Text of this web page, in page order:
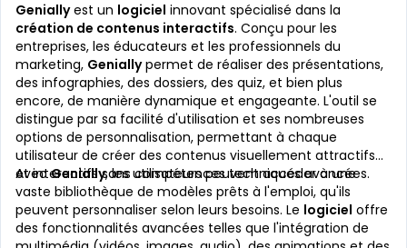
Geniallyest un logiciel innovant spécialisé dans la
création de contenus interactifs. Conçu pour les
entreprises, les éducateurs et les professionnels du
marketing, Geniallypermet de réaliser des présentations,
des infographies, des dossiers, des quiz, et bien plus
encore, de manière dynamique et engageante. L'outil se
distingue par sa facilité d'utilisation et ses nombreuses
options de personnalisation, permettant à chaque
utilisateur de créer des contenus visuellement attractifs
et interactifs sans compétences techniques avancées.
AvecGenially, les utilisateurs peuvent accéder à une
vaste bibliothèque de modèles prêts à l'emploi, qu'ils
peuvent personnaliser selon leurs besoins. Le logiciel offre
des fonctionnalités avancées telles que l'intégration de